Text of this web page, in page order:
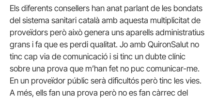
Els diferents consellers han anat parlant de les bondats
del sistema sanitari català amb aquesta multiplicitat de
proveïdors però això genera uns aparells administratius
grans i fa que es perdi qualitat. Jo amb QuironSalut no
tinc cap via de comunicació i si tinc un dubte clínic
sobre una prova que m’han fet no puc comunicar-me.
En un proveïdor públic serà dificultós però tinc les vies.
A més, ells fan una prova però no es fan càrrec del